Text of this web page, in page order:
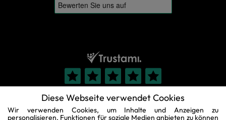
Diese Webseite verwendet Cookies
Wir verwenden Cookies, um Inhalte und Anzeigen zu
personalisieren, Funktionen für soziale Medien anbieten zu können